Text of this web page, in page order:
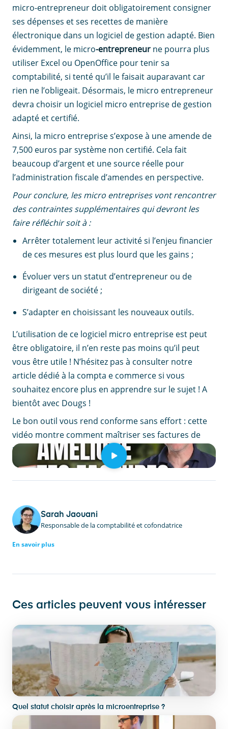
micro-entrepreneur doit obligatoirement consigner
ses dépenses et ses recettes de manière
électronique dans un logiciel de gestion adapté. Bien
évidemment, le micro-entrepreneur ne pourra plus
utiliser Excel ou OpenOffice pour tenir sa
comptabilité, si tenté qu’il le faisait auparavant car
rien ne l’obligeait. Désormais, le micro entrepreneur
devra choisir un logiciel micro entreprise de gestion
adapté et certifié.
Ainsi, la micro entreprise s’expose à une amende de
7,500 euros par système non certifié. Cela fait
beaucoup d’argent et une source réelle pour
l’administration fiscale d’amendes en perspective.
Pour conclure, les micro entreprises vont rencontrer
des contraintes supplémentaires qui devront les
faire réfléchir soit à :
Arrêter totalement leur activité si l’enjeu financier
de ces mesures est plus lourd que les gains ;
Évoluer vers un statut d’entrepreneur ou de
dirigeant de société ;
S’adapter en choisissant les nouveaux outils.
L’utilisation de ce logiciel micro entreprise est peut
être obligatoire, il n’en reste pas moins qu’il peut
vous être utile ! N’hésitez pas à consulter notre
article dédié à la compta e commerce si vous
souhaitez encore plus en apprendre sur le sujet ! A
bientôt avec Dougs !
Le bon outil vous rend conforme sans effort : cette
vidéo montre comment maîtriser ses factures de
micro-entreprise en trois minutes.
Sarah Jaouani
Responsable de la comptabilité et cofondatrice
En savoir plus
Ces articles peuvent vous intéresser
Quel statut choisir après la microentreprise ?